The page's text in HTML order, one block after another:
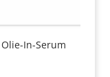
In-Serum